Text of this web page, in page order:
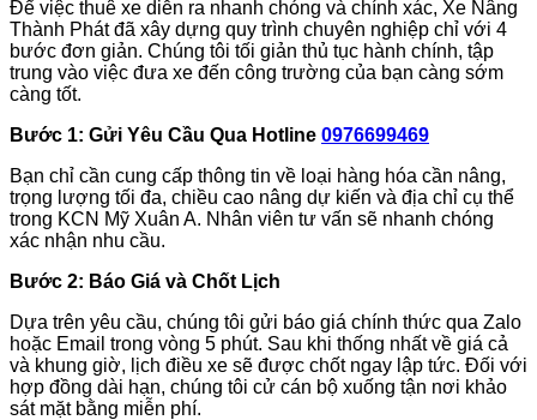
Để việc thuê xe diễn ra nhanh chóng và chính xác, Xe Nâng
Thành Phát đã xây dựng quy trình chuyên nghiệp chỉ với 4
bước đơn giản. Chúng tôi tối giản thủ tục hành chính, tập
trung vào việc đưa xe đến công trường của bạn càng sớm
càng tốt.
Bước 1: Gửi Yêu Cầu Qua Hotline 0976699469
Bạn chỉ cần cung cấp thông tin về loại hàng hóa cần nâng,
trọng lượng tối đa, chiều cao nâng dự kiến và địa chỉ cụ thể
trong KCN Mỹ Xuân A. Nhân viên tư vấn sẽ nhanh chóng
xác nhận nhu cầu.
Bước 2: Báo Giá và Chốt Lịch
Dựa trên yêu cầu, chúng tôi gửi báo giá chính thức qua Zalo
hoặc Email trong vòng 5 phút. Sau khi thống nhất về giá cả
và khung giờ, lịch điều xe sẽ được chốt ngay lập tức. Đối với
hợp đồng dài hạn, chúng tôi cử cán bộ xuống tận nơi khảo
sát mặt bằng miễn phí.